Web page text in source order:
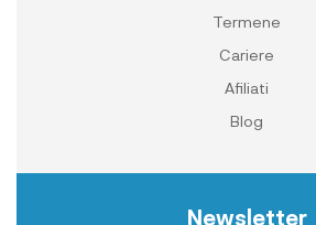
Termene
Cariere
Afiliati
Blog
Newsletter